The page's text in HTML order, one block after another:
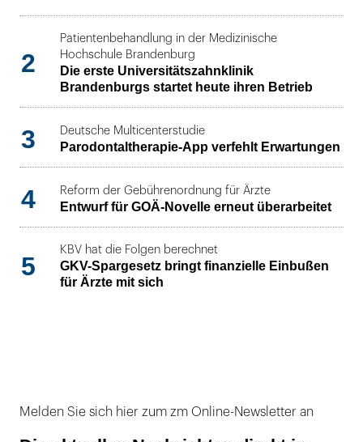
2
Patientenbehandlung in der Medizinische
Hochschule Brandenburg
Die erste Universitätszahnklinik
Brandenburgs startet heute ihren Betrieb
3 Deutsche Multicenterstudie
Parodontaltherapie-App verfehlt Erwartungen
4 Reform der Gebührenordnung für Ärzte
Entwurf für GOÄ-Novelle erneut überarbeitet
5
KBV hat die Folgen berechnet
GKV-Spargesetz bringt finanzielle Einbußen
für Ärzte mit sich
Melden Sie sich hier zum zm Online-Newsletter an